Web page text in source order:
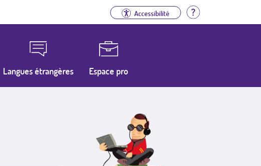
Accessibilité Aide
Langues étrangères Espace pro